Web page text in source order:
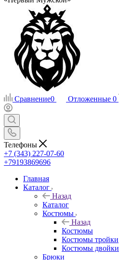
Сравнение0 Отложенные 0
Телефоны
+7 (343) 227-07-60
+79193869696
Главная
Каталог
Назад
Каталог
Костюмы
Назад
Костюмы
Костюмы тройки
Костюмы двойки
Брюки